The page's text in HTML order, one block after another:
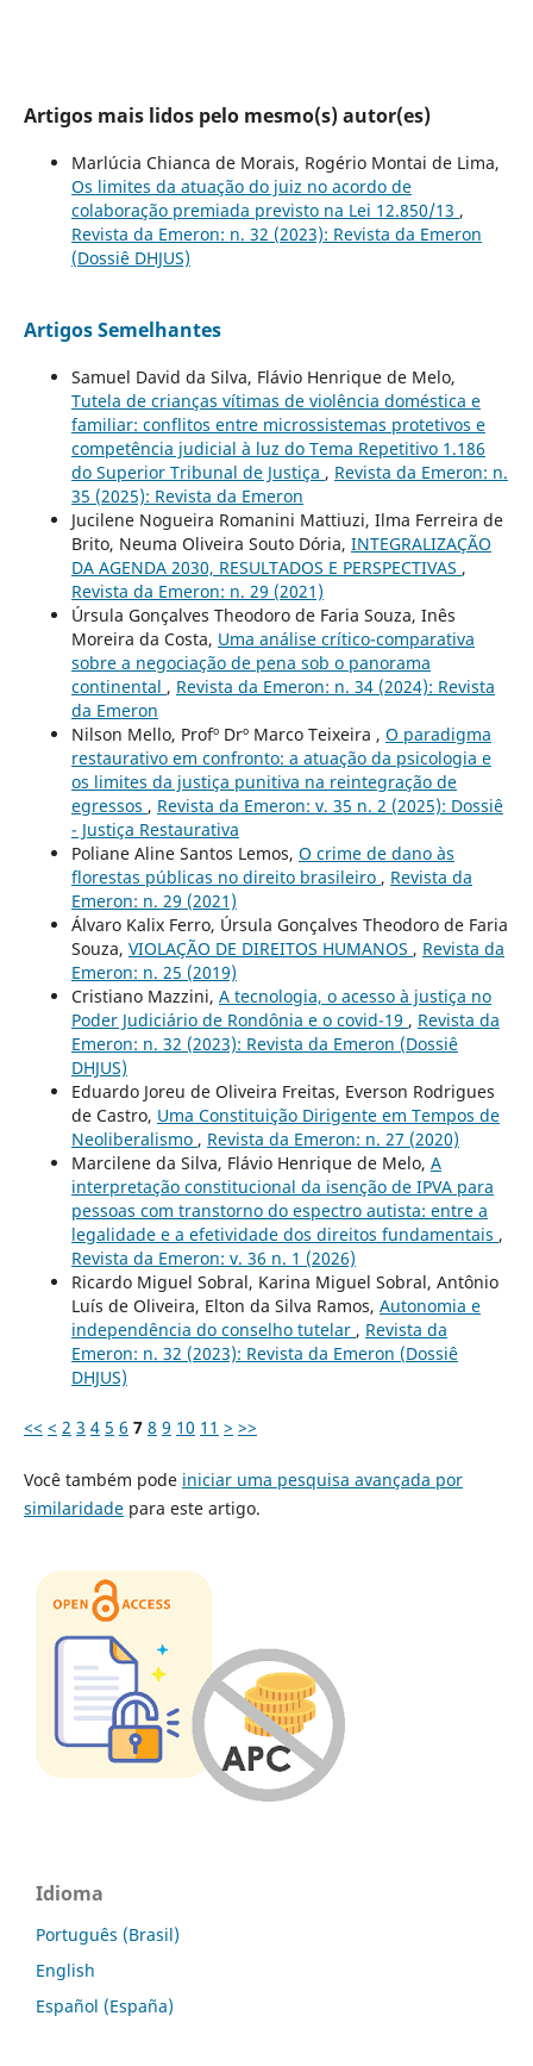
Artigos mais lidos pelo mesmo(s) autor(es)
Marlúcia Chianca de Morais, Rogério Montai de Lima,
Os limites da atuação do juiz no acordo de
colaboração premiada previsto na Lei 12.850/13 ,
Revista da Emeron: n. 32 (2023): Revista da Emeron
(Dossiê DHJUS)
Artigos Semelhantes
Samuel David da Silva, Flávio Henrique de Melo,
Tutela de crianças vítimas de violência doméstica e
familiar: conflitos entre microssistemas protetivos e
competência judicial à luz do Tema Repetitivo 1.186
do Superior Tribunal de Justiça , Revista da Emeron: n.
35 (2025): Revista da Emeron
Jucilene Nogueira Romanini Mattiuzi, Ilma Ferreira de
Brito, Neuma Oliveira Souto Dória, INTEGRALIZAÇÃO
DA AGENDA 2030, RESULTADOS E PERSPECTIVAS ,
Revista da Emeron: n. 29 (2021)
Úrsula Gonçalves Theodoro de Faria Souza, Inês
Moreira da Costa, Uma análise crítico-comparativa
sobre a negociação de pena sob o panorama
continental , Revista da Emeron: n. 34 (2024): Revista
da Emeron
Nilson Mello, Profº Drº Marco Teixeira , O paradigma
restaurativo em confronto: a atuação da psicologia e
os limites da justiça punitiva na reintegração de
egressos , Revista da Emeron: v. 35 n. 2 (2025): Dossiê
- Justiça Restaurativa
Poliane Aline Santos Lemos, O crime de dano às
florestas públicas no direito brasileiro , Revista da
Emeron: n. 29 (2021)
Álvaro Kalix Ferro, Úrsula Gonçalves Theodoro de Faria
Souza, VIOLAÇÃO DE DIREITOS HUMANOS , Revista da
Emeron: n. 25 (2019)
Cristiano Mazzini, A tecnologia, o acesso à justiça no
Poder Judiciário de Rondônia e o covid-19 , Revista da
Emeron: n. 32 (2023): Revista da Emeron (Dossiê
DHJUS)
Eduardo Joreu de Oliveira Freitas, Everson Rodrigues
de Castro, Uma Constituição Dirigente em Tempos de
Neoliberalismo , Revista da Emeron: n. 27 (2020)
Marcilene da Silva, Flávio Henrique de Melo, A
interpretação constitucional da isenção de IPVA para
pessoas com transtorno do espectro autista: entre a
legalidade e a efetividade dos direitos fundamentais ,
Revista da Emeron: v. 36 n. 1 (2026)
Ricardo Miguel Sobral, Karina Miguel Sobral, Antônio
Luís de Oliveira, Elton da Silva Ramos, Autonomia e
independência do conselho tutelar , Revista da
Emeron: n. 32 (2023): Revista da Emeron (Dossiê
DHJUS)
<< < 2 3 4 5 6 7 8 9 10 11 > >>
Você também pode iniciar uma pesquisa avançada por
similaridadepara este artigo.
Idioma
Português (Brasil)
English
Español (España)